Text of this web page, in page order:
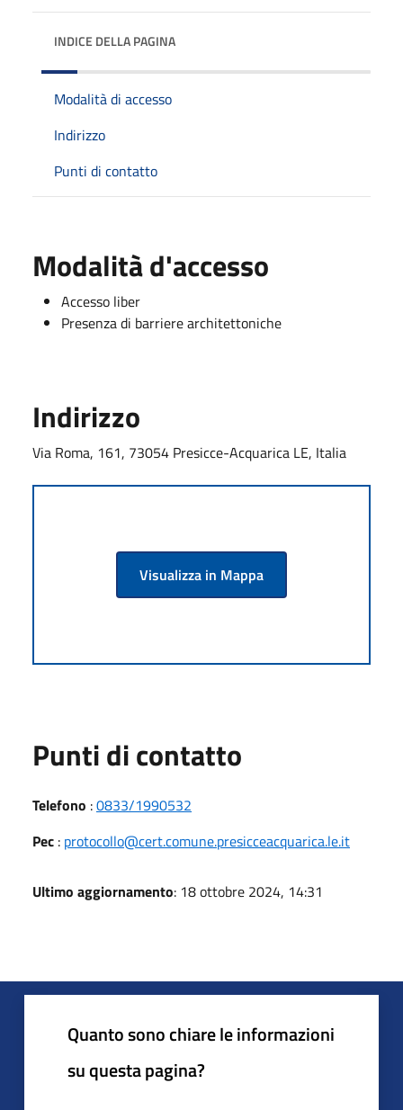
INDICE DELLA PAGINA
Modalità di accesso
Indirizzo
Punti di contatto
Modalità d'accesso
Accesso liber
Presenza di barriere architettoniche
Indirizzo
Via Roma, 161, 73054 Presicce-Acquarica LE, Italia
Visualizza in Mappa
Punti di contatto
Telefono :0833/1990532
Pec : protocollo@cert.comune.presicceacquarica.le.it
Ultimo aggiornamento: 18 ottobre 2024, 14:31
Quanto sono chiare le informazioni
su questa pagina?